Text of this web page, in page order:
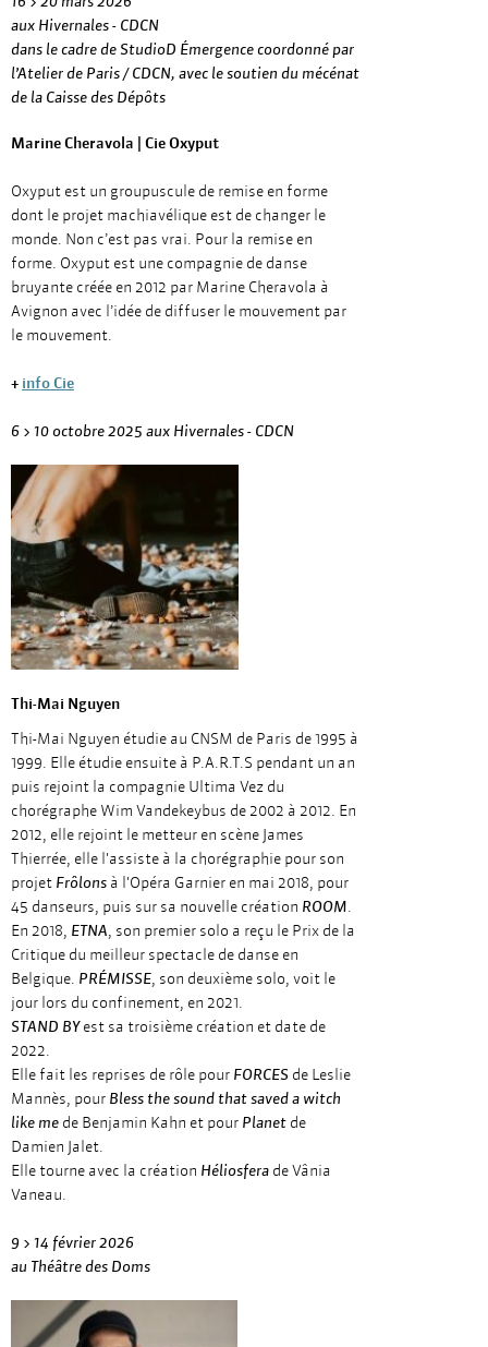
aux Hivernales - CDCN
dans le cadre de StudioD Émergence coordonné par
l’Atelier de Paris / CDCN, avec le soutien du mécénat
de la Caisse des Dépôts
Marine Cheravola | Cie Oxyput
Oxyput est un groupuscule de remise en forme
dont le projet machiavélique est de changer le
monde. Non c’est pas vrai. Pour la remise en
forme. Oxyput est une compagnie de danse
bruyante créée en 2012 par Marine Cheravola à
Avignon avec l’idée de diffuser le mouvement par
le mouvement.
+ info Cie
6 > 10 octobre 2025 aux Hivernales - CDCN
Thi-Mai Nguyen
Thi-Mai Nguyen étudie au CNSM de Paris de 1995 à
1999. Elle étudie ensuite à P.A.R.T.S pendant un an
puis rejoint la compagnie Ultima Vez du
chorégraphe Wim Vandekeybus de 2002 à 2012. En
2012, elle rejoint le metteur en scène James
Thierrée, elle l'assiste à la chorégraphie pour son
projet Frôlons à l'Opéra Garnier en mai 2018, pour
45 danseurs, puis sur sa nouvelle création ROOM.
En 2018, ETNA, son premier solo a reçu le Prix de la
Critique du meilleur spectacle de danse en
Belgique. PRÉMISSE, son deuxième solo, voit le
jour lors du confinement, en 2021.
STAND BYest sa troisième création et date de
2022.
Elle fait les reprises de rôle pour FORCES de Leslie
Mannès, pour Bless the sound that saved a witch
like me de Benjamin Kahn et pour Planet de
Damien Jalet.
Elle tourne avec la création Héliosfera de Vânia
Vaneau.
9 > 14 février 2026
au Théâtre des Doms